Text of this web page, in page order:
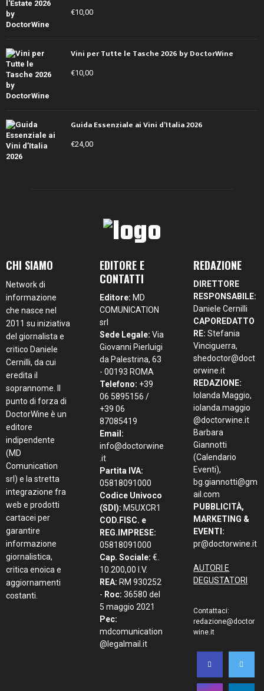
€10,00
Vini per Tutte le Tasche 2026 by DoctorWine
€10,00
Guida Essenziale ai Vini d’Italia 2026
€24,00
CHI SIAMO
Network di
informazione
che nasce nel
2011 su iniziativa
del giornalista e
critico Daniele
Cernilli, da cui
eredita il
soprannome. Il
punto di forza di
DoctorWine è un
editore
indipendente
(MD
Comunication
srl) e la stretta
integrazione fra
web e prodotti
cartacei per
garantire
informazione
giornalistica,
critica enoica e
aggiornamenti
costanti.
EDITORE E
CONTATTI
Editore: MD
COMUNICATION
srl
Sede Legale: Via
Giovanni Pierluigi
da Palestrina, 63
- 00193 ROMA
Telefono: +39
06 5895156 /
+39 06
87085419
Email:
info@doctorwine
.it
Partita IVA:
05818091000
Codice Univoco
(SDI): M5UXCR1
COD.FISC. e
REG.IMPRESE:
05818091000
Cap. Sociale: €.
10.200,00 I.V.
REA: RM 930252
- Roc: 36580 del
5 maggio 2021
Pec:
mdcomunication
@legalmail.it
REDAZIONE
DIRETTORE
RESPONSABILE:
Daniele Cernilli
CAPOREDATTO
RE: Stefania
Vinciguerra,
shedoctor@doct
orwine.it
REDAZIONE:
Iolanda Maggio,
iolanda.maggio
@doctorwine.it
Barbara
Giannotti
(Calendario
Eventi),
bg.giannotti@gm
ail.com
PUBBLICITÀ,
MARKETING &
EVENTI:
pr@doctorwine.it
AUTORI E
DEGUSTATORI
Contattaci:
redazione@doctor
wine.it